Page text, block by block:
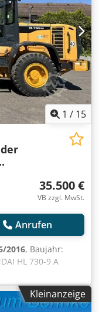
m
x 2,75 m
m Bodenfreiheit:
10.043 kg
Allradantrieb,
3,80 m.
verfügbar
1 / 15
35.500 €
VB zzgl. MwSt.
Anrufen
2016, Baujahr:
HL 730-9 A
Klimaautomatik •
9.835 • ca.
/
Kleinanzeige